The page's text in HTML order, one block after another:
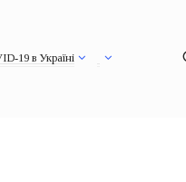
19 в Україні